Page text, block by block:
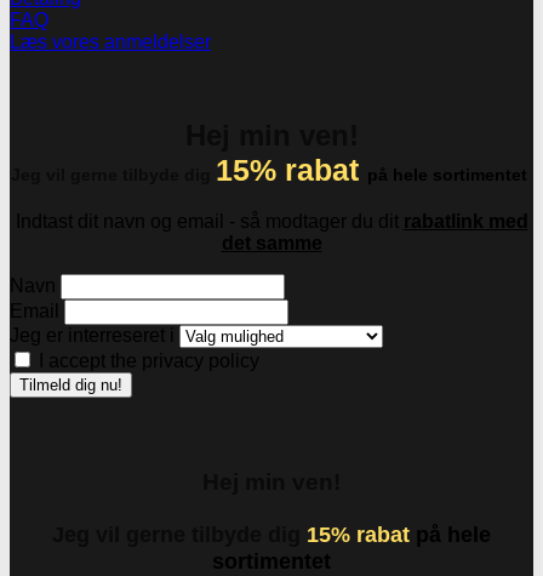
FAQ
Læs vores anmeldelser
15% rabat på hele sortimentet
Indtast dit navn og email - så modtager du dit rabatlink med
det samme
Navn
Email
Jeg er interreseret i
I accept the privacy policy
15% rabat på hele
sortimentet